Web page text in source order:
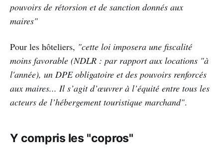
pouvoirs de rétorsion et de sanction donnés aux
maires"
Pour les hôteliers, "cette loi imposera une fiscalité
moins favorable (NDLR : par rapport aux locations "à
l'année), un DPE obligatoire et des pouvoirs renforcés
aux maires... Il s’agit d’œuvrer à l’équité entre tous les
acteurs de l’hébergement touristique marchand".
Y compris les "copros"